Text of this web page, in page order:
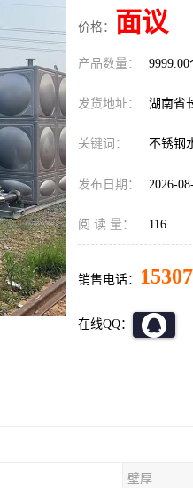
价格： 面议
产品数量： 9999.00
发货地址： 湖南省
关键词： 不锈钢
发布日期： 2026-
阅 读 量： 116
销售电话：
在线QQ：
壁厚